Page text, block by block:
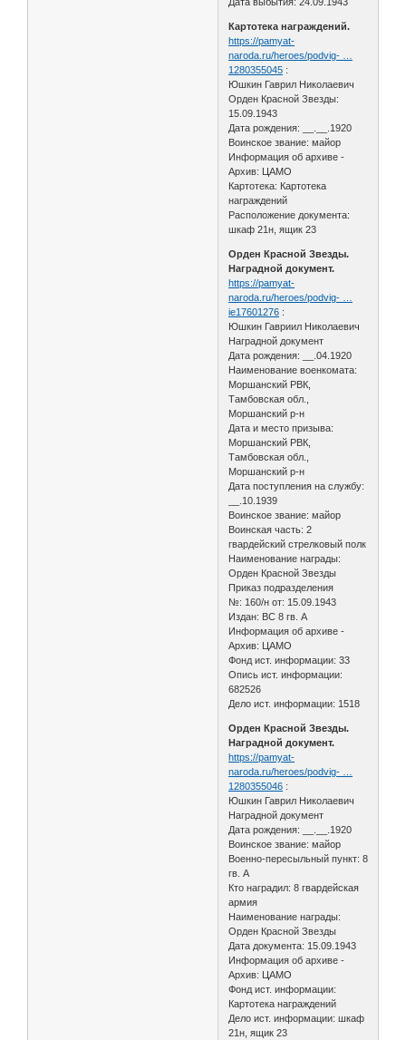
Картотека награждений.
https://pamyat-
naroda.ru/heroes/podvig- …
1280355045 :
Юшкин Гаврил Николаевич
Орден Красной Звезды:
15.09.1943
Дата рождения: __.__.1920
Воинское звание: майор
Информация об архиве -
Архив: ЦАМО
Картотека: Картотека
награждений
Расположение документа:
шкаф 21н, ящик 23
Орден Красной Звезды.
Наградной документ.
https://pamyat-
naroda.ru/heroes/podvig- …
ie17601276 :
Юшкин Гавриил Николаевич
Наградной документ
Дата рождения: __.04.1920
Наименование военкомата:
Моршанский РВК,
Тамбовская обл.,
Моршанский р-н
Дата и место призыва:
Моршанский РВК,
Тамбовская обл.,
Моршанский р-н
Дата поступления на службу:
__.10.1939
Воинское звание: майор
Воинская часть: 2
гвардейский стрелковый полк
Наименование награды:
Орден Красной Звезды
Приказ подразделения
№: 160/н от: 15.09.1943
Издан: ВС 8 гв. А
Информация об архиве -
Архив: ЦАМО
Фонд ист. информации: 33
Опись ист. информации:
682526
Дело ист. информации: 1518
Орден Красной Звезды.
Наградной документ.
https://pamyat-
naroda.ru/heroes/podvig- …
1280355046 :
Юшкин Гаврил Николаевич
Наградной документ
Дата рождения: __.__.1920
Воинское звание: майор
Военно-пересыльный пункт: 8
гв. А
Кто наградил: 8 гвардейская
армия
Наименование награды:
Орден Красной Звезды
Дата документа: 15.09.1943
Информация об архиве -
Архив: ЦАМО
Фонд ист. информации:
Картотека награждений
Дело ист. информации: шкаф
21н, ящик 23